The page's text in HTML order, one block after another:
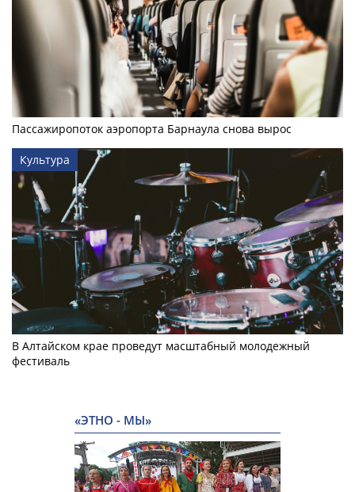
Пассажиропоток аэропорта Барнаула снова вырос
Культура
В Алтайском крае проведут масштабный молодежный
фестиваль
«ЭТНО - МЫ»